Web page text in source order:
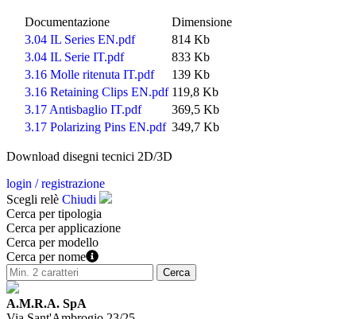
Documentazione
Dimensione
3.04 IL Series EN.pdf
814 Kb
3.04 IL Serie IT.pdf
833 Kb
3.16 Molle ritenuta IT.pdf
139 Kb
3.16 Retaining Clips EN.pdf 119,8 Kb
3.17 Antisbaglio IT.pdf
369,5 Kb
3.17 Polarizing Pins EN.pdf 349,7 Kb
Download disegni tecnici 2D/3D
login / registrazione
Scegli relè Chiudi
Cerca per tipologia
Cerca per applicazione
Cerca per modello
Cerca per nome
A.M.R.A. SpA